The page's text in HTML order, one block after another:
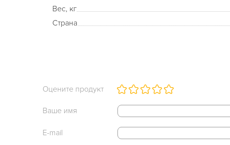
Вес, кг
Страна
Оцените продукт
Ваше имя
E-mail